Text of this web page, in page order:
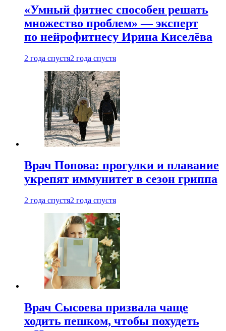
«Умный фитнес способен решать
множество проблем» — эксперт
по нейрофитнесу Ирина Киселёва
2 года спустя2 года спустя
Врач Попова: прогулки и плавание
укрепят иммунитет в сезон гриппа
2 года спустя2 года спустя
Врач Сысоева призвала чаще
ходить пешком, чтобы похудеть